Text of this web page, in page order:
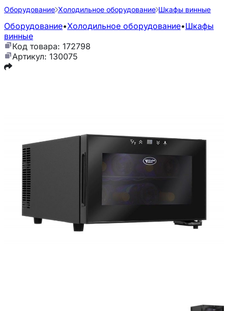
Оборудование Холодильное оборудование Шкафы винные
Оборудование•Холодильное оборудование•Шкафы
винные
Код товара: 172798
Артикул: 130075